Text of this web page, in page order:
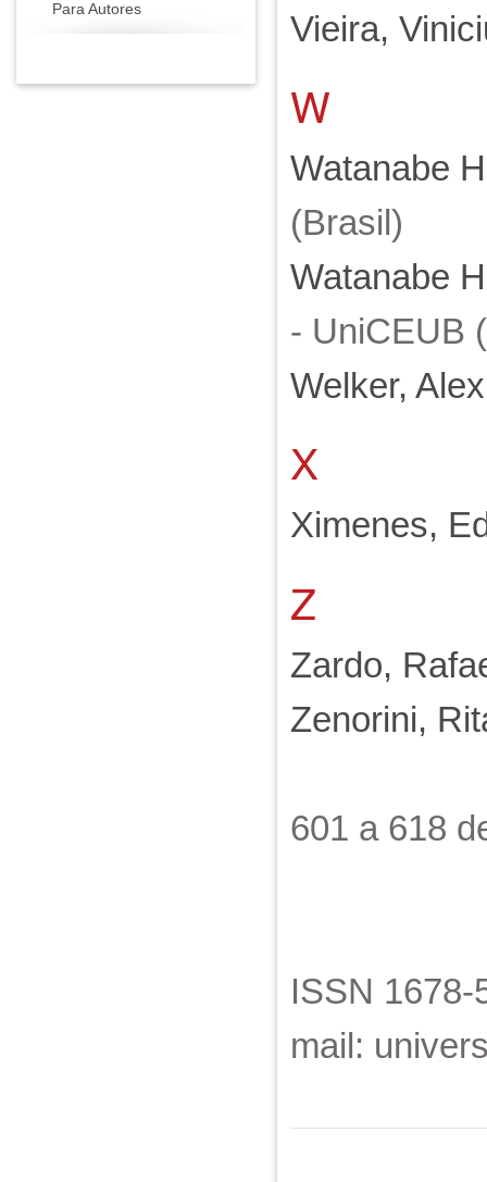
Para Autores
Vieira,
W
Watanabe
(Brasil)
Watanabe
- UniCEUB
Welker,
X
Ximenes,
Z
Zardo,
Zenorini,
601 a 618
ISSN
mail: